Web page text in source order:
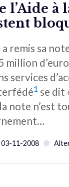
l’Aide à
remis sa
services
1 se dit
note n’est
03-11-2008